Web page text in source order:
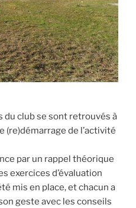
du club se sont retrouvés à
(re)démarrage de l’activité
par un rappel théorique
exercices d’évaluation
mis en place, et chacun a
geste avec les conseils